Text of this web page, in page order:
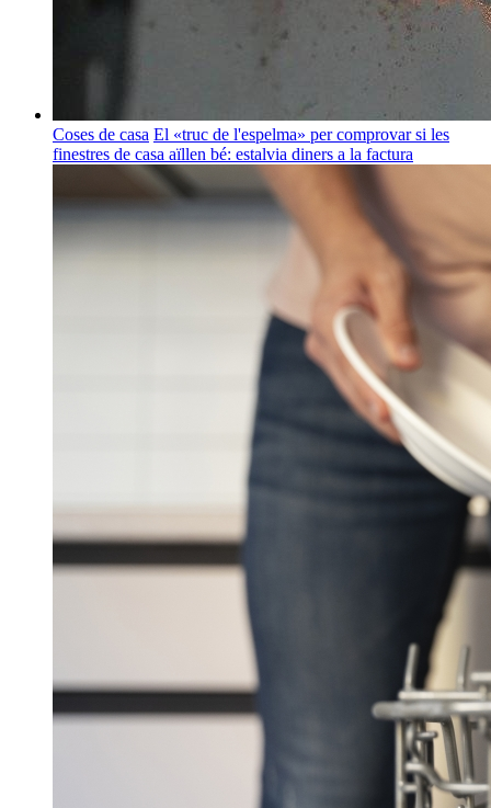
Coses de casa El «truc de l'espelma» per comprovar si les
finestres de casa aïllen bé: estalvia diners a la factura